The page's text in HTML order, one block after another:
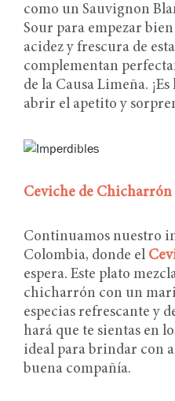
como un Sauvignon
Sour para empezar
acidez y frescura de
complementan
de la Causa Limeña.
abrir el apetito y
Ceviche de Chicharrón
Continuamos nuestro
Colombia, donde el
espera. Este plato
chicharrón con un
especias refrescante y
hará que te sientas en
ideal para brindar con
buena compañía.